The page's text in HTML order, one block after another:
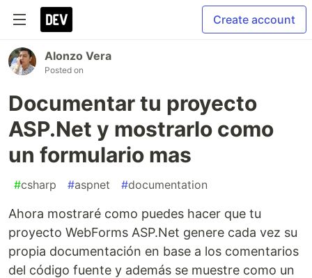
Create account
Alonzo Vera
Posted on
Documentar tu proyecto
ASP.Net y mostrarlo como
un formulario mas
#csharp #aspnet #documentation
Ahora mostraré como puedes hacer que tu
proyecto WebForms ASP.Net genere cada vez su
propia documentación en base a los comentarios
del código fuente y además se muestre como un